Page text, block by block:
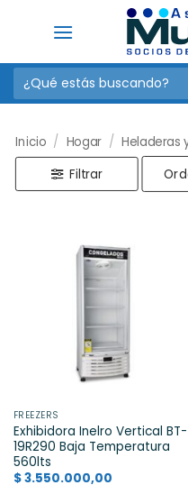
Buscar
por:
Inicio / Hogar / Heladeras
Filtrar
FREEZERS
Exhibidora Inelro Vertical BT-
19R290 Baja Temperatura
560lts
$3.550.000,00